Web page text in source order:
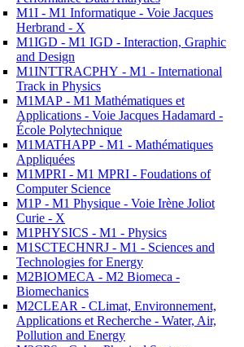
M1I - M1 Informatique - Voie Jacques
Herbrand - X
M1IGD - M1 IGD - Interaction, Graphic
and Design
M1INTTRACPHY - M1 - International
Track in Physics
M1MAP - M1 Mathématiques et
Applications - Voie Jacques Hadamard -
École Polytechnique
M1MATHAPP - M1 - Mathématiques
Appliquées
M1MPRI - M1 MPRI - Foudations of
Computer Science
M1P - M1 Physique - Voie Irène Joliot
Curie - X
M1PHYSICS - M1 - Physics
M1SCTECHNRJ - M1 - Sciences and
Technologies for Energy
M2BIOMECA - M2 Biomeca -
Biomechanics
M2CLEAR - CLimat, Environnement,
Applications et Recherche - Water, Air,
Pollution and Energy